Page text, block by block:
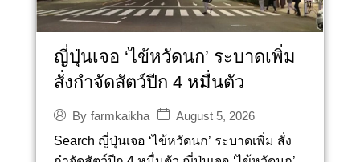
ญี่ปุ่นเจอ ‘ไข้หวัดนก’ ระบาดเพิ่ม
สั่งกำจัดสัตว์ปีก 4 หมื่นตัว
By farmkaikha
August 5, 2026
Search ญี่ปุ่นเจอ ‘ไข้หวัดนก’ ระบาดเพิ่ม สั่ง